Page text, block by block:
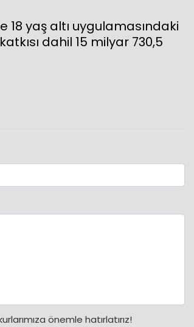
18 yaş altı uygulamasındaki
dahil 15 milyar 730,5
önemle hatırlatırız!